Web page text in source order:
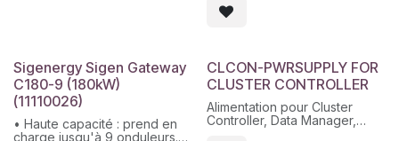
• 3 positions de disjoncteur
réservées au SigenStor ou à
de sauvegarde,
consommation d'énergie sans
souci
• Prêt pour générateur,
pompe à chaleur ou autres
charges contrôlables
Sigenergy Sigen Gateway
C180-9 (180kW)
(11110026)
• Haute capacité : prend en
charge jusqu'à 9 onduleurs.
CLCON-PWRSUPPLY FOR
CLUSTER CONTROLLER
Alimentation pour Cluster
Controller, Data Manager,